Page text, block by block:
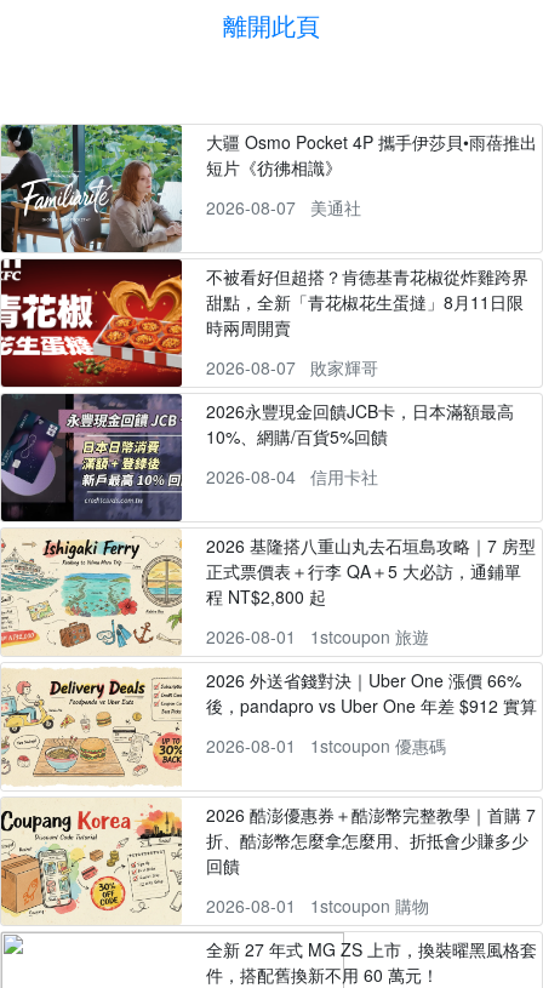
離開此頁
大疆 Osmo Pocket 4P 攜手伊莎貝•雨蓓推出
短片《彷彿相識》
2026-08-07
美通社
不被看好但超搭？肯德基青花椒從炸雞跨界
甜點，全新「青花椒花生蛋撻」8月11日限
時兩周開賣
2026-08-07
敗家輝哥
2026永豐現金回饋JCB卡，日本滿額最高
10%、網購/百貨5%回饋
2026-08-04
信用卡社
2026 基隆搭八重山丸去石垣島攻略｜7 房型
正式票價表＋行李 QA＋5 大必訪，通鋪單
程 NT$2,800 起
2026-08-01
1stcoupon 旅遊
2026 外送省錢對決｜Uber One 漲價 66%
後，pandapro vs Uber One 年差 $912 實算
2026-08-01
1stcoupon 優惠碼
2026 酷澎優惠券＋酷澎幣完整教學｜首購 7
折、酷澎幣怎麼拿怎麼用、折抵會少賺多少
回饋
2026-08-01
1stcoupon 購物
全新 27 年式 MG ZS 上市，換裝曜黑風格套
件，搭配舊換新不用 60 萬元！